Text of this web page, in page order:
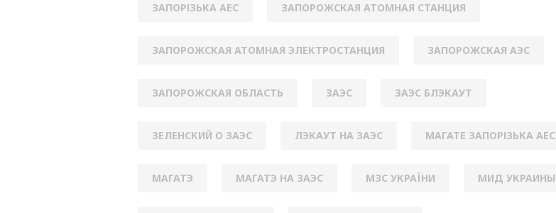
ЗАПОРІЗЬКА АЕС ЗАПОРОЖСКАЯ АТОМНАЯ СТАНЦИЯ
ЗАПОРОЖСКАЯ АТОМНАЯ ЭЛЕКТРОСТАНЦИЯ ЗАПОРОЖСКАЯ АЭС
ЗАПОРОЖСКАЯ ОБЛАСТЬ ЗАЭС ЗАЭС БЛЭКАУТ
ЗЕЛЕНСКИЙ О ЗАЭС ЛЭКАУТ НА ЗАЭС МАГАТЕ ЗАПОРІЗЬКА АЕС
МАГАТЭ МАГАТЭ НА ЗАЭС МЗС УКРАЇНИ МИД УКРАИНЫ